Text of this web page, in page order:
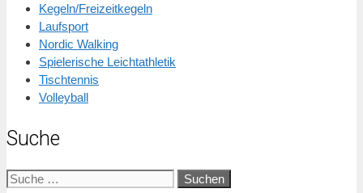
Kegeln/Freizeitkegeln
Laufsport
Nordic Walking
Spielerische Leichtathletik
Tischtennis
Volleyball
Suche
Suche